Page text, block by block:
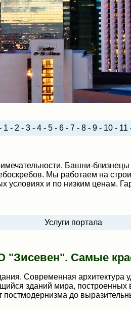
1 - 2 - 3- 4- 5- 6- 7- 8- 9- 10- 11
Башни-
Мы работаем на
условиях и по низким ценам.
Услуги портала
Самые
Современная архитектура
зданий мира, построенных
до